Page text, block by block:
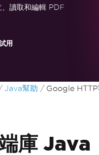
讀取和編輯 PDF
用
Java幫助 Google HTTP
庫 Java